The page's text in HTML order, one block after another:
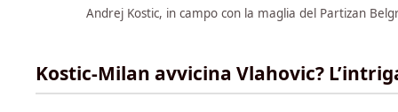
Andrej Kostic, in campo con la maglia del Partizan
Kostic-Milan avvicina Vlahovic?